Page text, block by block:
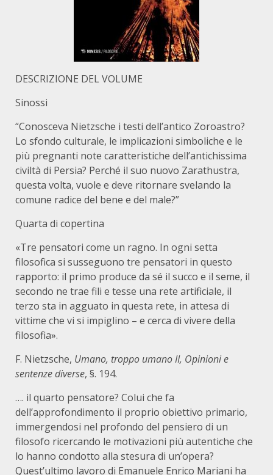
DESCRIZIONE DEL VOLUME
Sinossi
“Conosceva Nietzsche i testi dell’antico Zoroastro?
Lo sfondo culturale, le implicazioni simboliche e le
più pregnanti note caratteristiche dell’antichissima
civiltà di Persia? Perché il suo nuovo Zarathustra,
questa volta, vuole e deve ritornare svelando la
comune radice del bene e del male?”
Quarta di copertina
«Tre pensatori come un ragno. In ogni setta
filosofica si susseguono tre pensatori in questo
rapporto: il primo produce da sé il succo e il seme, il
secondo ne trae fili e tesse una rete artificiale, il
terzo sta in agguato in questa rete, in attesa di
vittime che vi si impiglino – e cerca di vivere della
filosofia».
F. Nietzsche, Umano, troppo umano II, Opinioni e
sentenze diverse, §. 194.
…. il quarto pensatore? Colui che fa
dell’approfondimento il proprio obiettivo primario,
immergendosi nel profondo del pensiero di un
filosofo ricercando le motivazioni più autentiche che
lo hanno condotto alla stesura di un’opera?
Quest’ultimo lavoro di Emanuele Enrico Mariani ha